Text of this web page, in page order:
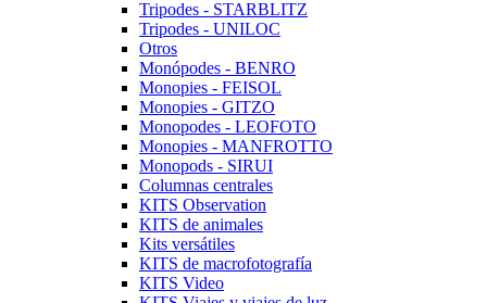
Tripodes - STARBLITZ
Tripodes - UNILOC
Otros
Monópodes - BENRO
Monopies - FEISOL
Monopies - GITZO
Monopodes - LEOFOTO
Monopies - MANFROTTO
Monopods - SIRUI
Columnas centrales
KITS Observation
KITS de animales
Kits versátiles
KITS de macrofotografía
KITS Video